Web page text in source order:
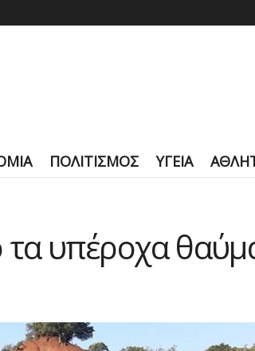
ΠΟΛΙΤΙΣΜΟΣ ΥΓΕΙΑ
υπέροχα